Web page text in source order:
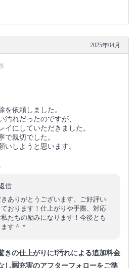
2025年04月
を依頼しました。
汚れだったのですが、
イにしていただきました。
で親切でした。
いしようと思います。
信
ありがとうございます。ご好評い
おります！仕上がりや手際、対応
たちの励みになります！今後とも
す＾＾
きの仕上がりに❗️汚れによる追加料金
し🈚️充実のアフターフォローをご準